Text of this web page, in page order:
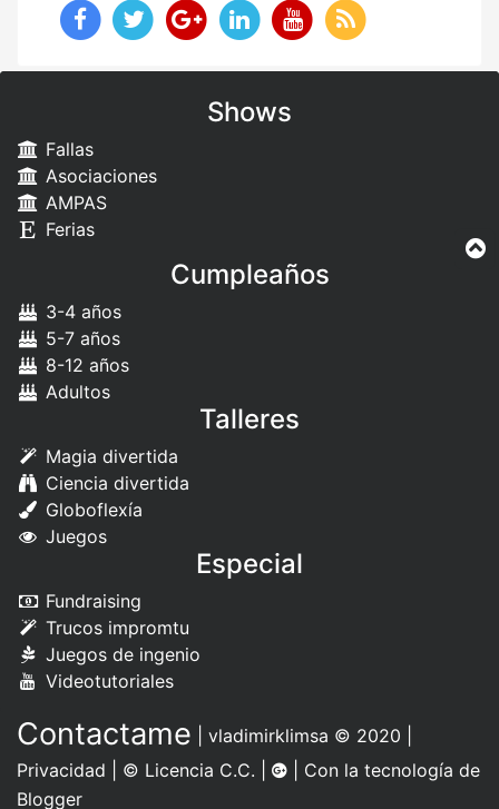
Shows
Fallas
Asociaciones
AMPAS
Ferias
Cumpleaños
3-4 años
5-7 años
8-12 años
Adultos
Talleres
Magia divertida
Ciencia divertida
Globoflexía
Juegos
Especial
Fundraising
Trucos impromtu
Juegos de ingenio
Videotutoriales
Contactame vladimirklimsa © 2020 |
Privacidad
© Licencia C.C.
| Con la tecnología de
Blogger